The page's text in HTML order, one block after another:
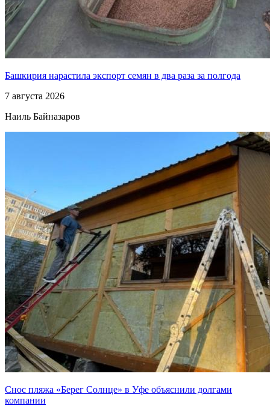
Башкирия нарастила экспорт семян в два раза за полгода
7 августа 2026
Наиль Байназаров
Снос пляжа «Берег Солнце» в Уфе объяснили долгами
компании